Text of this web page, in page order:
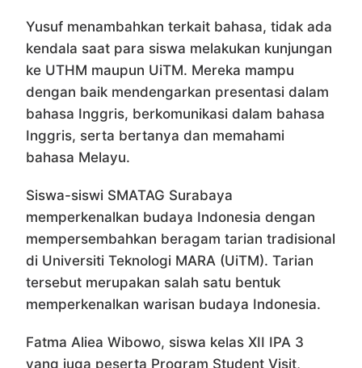
Yusuf menambahkan terkait bahasa, tidak ada
kendala saat para siswa melakukan kunjungan
ke UTHM maupun UiTM. Mereka mampu
dengan baik mendengarkan presentasi dalam
bahasa Inggris, berkomunikasi dalam bahasa
Inggris, serta bertanya dan memahami
bahasa Melayu.
Siswa-siswi SMATAG Surabaya
memperkenalkan budaya Indonesia dengan
mempersembahkan beragam tarian tradisional
di Universiti Teknologi MARA (UiTM). Tarian
tersebut merupakan salah satu bentuk
memperkenalkan warisan budaya Indonesia.
Fatma Aliea Wibowo, siswa kelas XII IPA 3
yang juga peserta Program Student Visit,